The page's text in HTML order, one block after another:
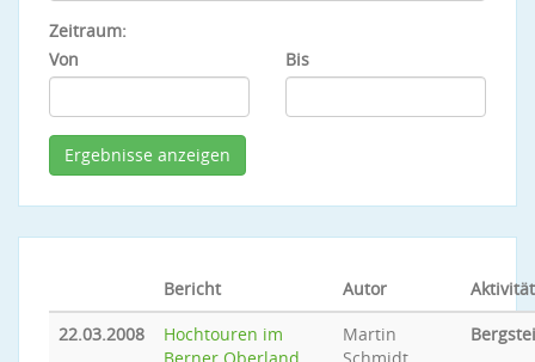
Zeitraum:
Von
Bis
Bericht Autor
Aktivität
22.03.2008
Hochtouren im
Martin